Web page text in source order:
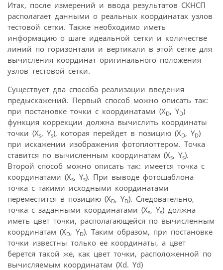
Итак, после измерений и ввода результатов СКНСП
располагает данными о реальных координатах узлов
тестовой сетки. Также необходимо иметь
информацию о шаге идеальной сетки и количестве
линий по горизонтали и вертикали в этой сетке для
вычисления координат оригинального положения
узлов тестовой сетки.
Существует два способа реализации введения
предыскажений. Первый способ можно описать так:
при постановке точки с координатами (XD, YD)
функция коррекции должна вычислить координаты
точки (Xs, Ys), которая перейдет в позицию (XD, YD)
при искажении изображения фотоплоттером. Точка
ставится по вычисленным координатам (Xs, Ys).
Второй способ можно описать так: имеется точка с
координатами (Xs, Ys). При выводе фотошаблона
точка с такими исходными координатами
переместится в позицию (XD, YD). Следовательно,
точка с заданными координатами (Xs, Ys) должна
иметь цвет точки, располагающейся по вычисленным
координатам (XD, YD). Таким образом, при постановке
точки известны только ее координаты, а цвет
берется такой же, как цвет точки, расположенной по
вычисляемым координатам (Xd. Yd)